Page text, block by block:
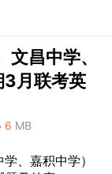
昌中学、
月联考英
6 MB